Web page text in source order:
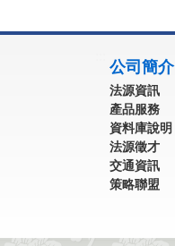
公司簡介
法源資訊
產品服務
資料庫說明
法源徵才
交通資訊
策略聯盟